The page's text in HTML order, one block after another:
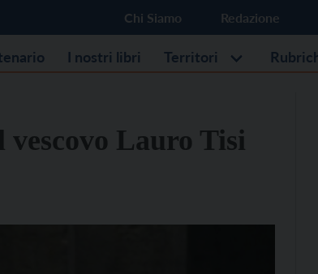
Chi Siamo Redazione
I nostri libri Territori
vescovo Lauro Tisi